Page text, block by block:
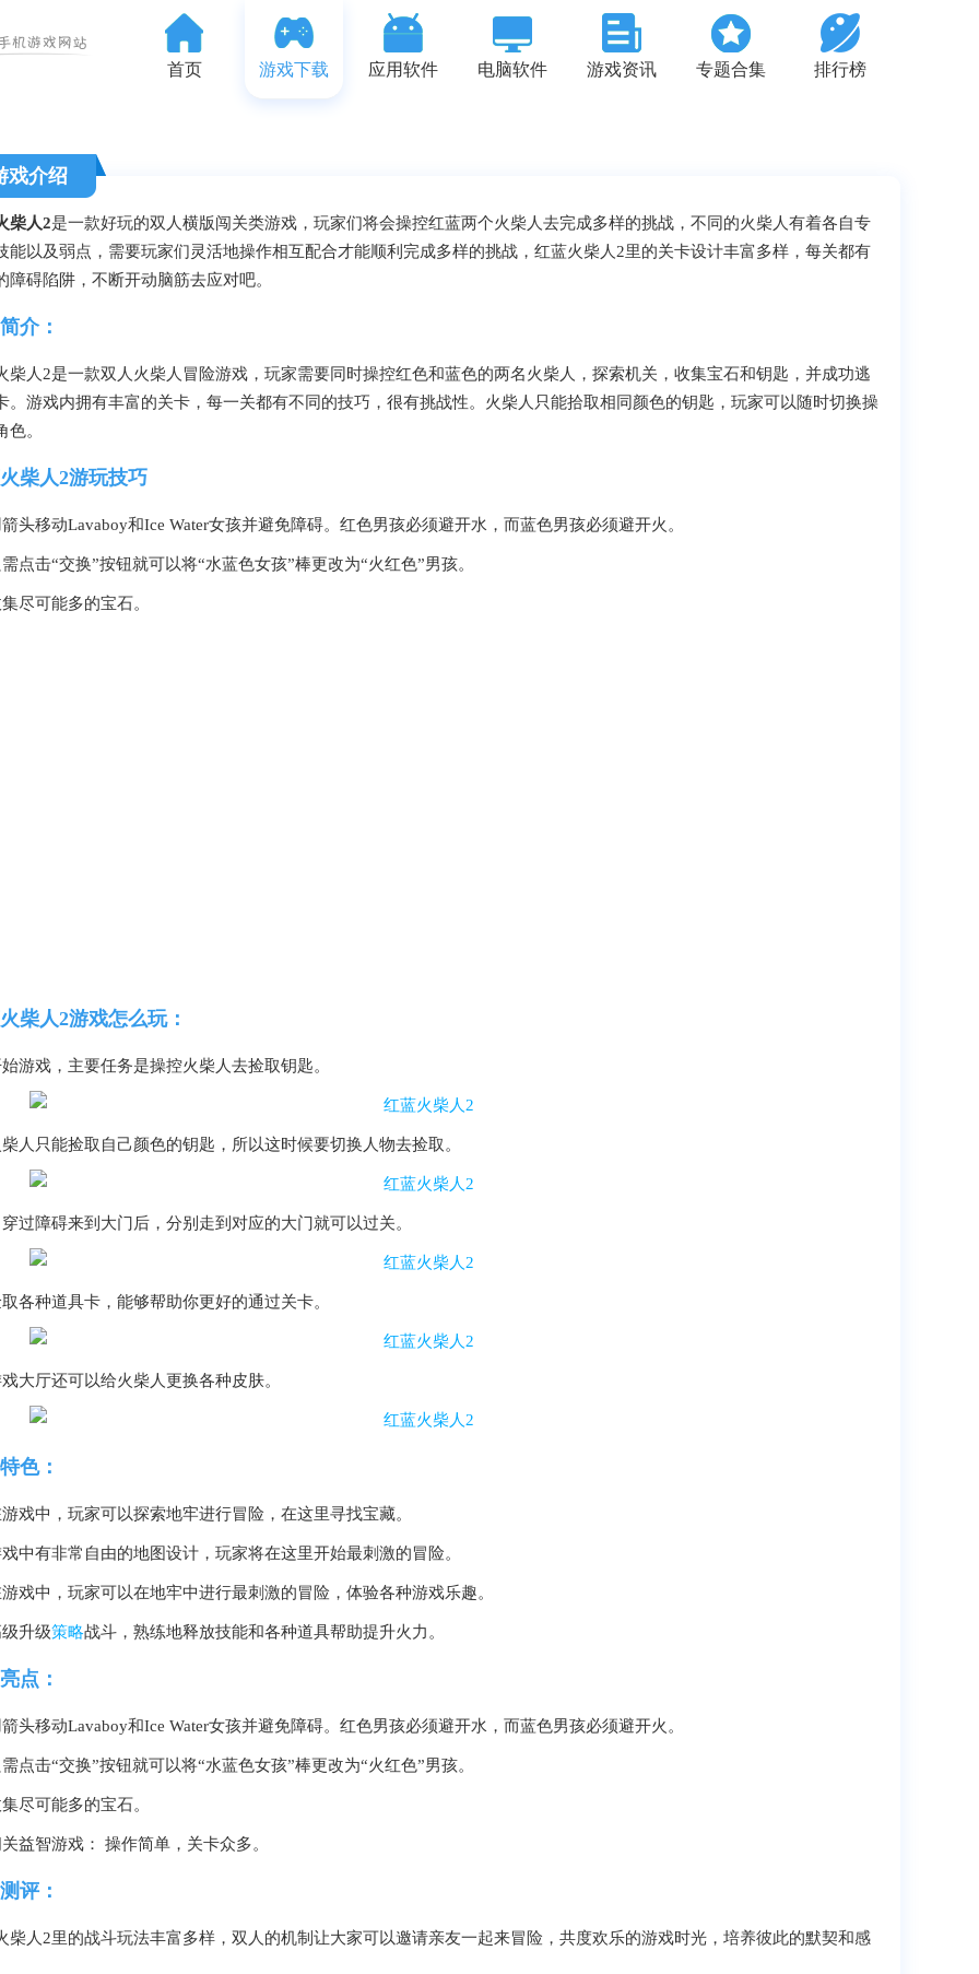
首页 游戏下载 应用软件 电脑软件 游戏资讯 专题合集 排行榜
戏介绍
柴人2是一款好玩的双人横版闯关类游戏，玩家们将会操控红蓝两个火柴人去完成多样的挑战，不同的火柴人有着各自专
能以及弱点，需要玩家们灵活地操作相互配合才能顺利完成多样的挑战，红蓝火柴人2里的关卡设计丰富多样，每关都有
障碍陷阱，不断开动脑筋去应对吧。
介：
柴人2是一款双人火柴人冒险游戏，玩家需要同时操控红色和蓝色的两名火柴人，探索机关，收集宝石和钥匙，并成功逃
。游戏内拥有丰富的关卡，每一关都有不同的技巧，很有挑战性。火柴人只能拾取相同颜色的钥匙，玩家可以随时切换操
色。
柴人2游玩技巧
头移动Lavaboy和Ice Water女孩并避免障碍。红色男孩必须避开水，而蓝色男孩必须避开火。
点击“交换”按钮就可以将“水蓝色女孩”棒更改为“火红色”男孩。
尽可能多的宝石。
柴人2游戏怎么玩：
游戏，主要任务是操控火柴人去捡取钥匙。
人只能捡取自己颜色的钥匙，所以这时候要切换人物去捡取。
过障碍来到大门后，分别走到对应的大门就可以过关。
各种道具卡，能够帮助你更好的通过关卡。
大厅还可以给火柴人更换各种皮肤。
色：
戏中，玩家可以探索地牢进行冒险，在这里寻找宝藏。
中有非常自由的地图设计，玩家将在这里开始最刺激的冒险。
戏中，玩家可以在地牢中进行最刺激的冒险，体验各种游戏乐趣。
升级策略战斗，熟练地释放技能和各种道具帮助提升火力。
点：
头移动Lavaboy和Ice Water女孩并避免障碍。红色男孩必须避开水，而蓝色男孩必须避开火。
点击“交换”按钮就可以将“水蓝色女孩”棒更改为“火红色”男孩。
尽可能多的宝石。
益智游戏： 操作简单，关卡众多。
评：
柴人2里的战斗玩法丰富多样，双人的机制让大家可以邀请亲友一起来冒险，共度欢乐的游戏时光，培养彼此的默契和感